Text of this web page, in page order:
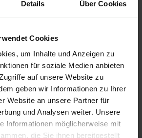
Details Über Cookies
Cookies
um Inhalte und Anzeigen zu
für soziale Medien anbieten
auf unsere Website zu
geben wir Informationen zu Ihrer
Website an unsere Partner für
und Analysen weiter. Unsere
Informationen möglicherweise mit
die Sie ihnen bereitgestellt
Ware Sackware
2026
2026
für Holzpellets in Deutschland
auf unsererPelletspreise -Seite
nachvollziehen.